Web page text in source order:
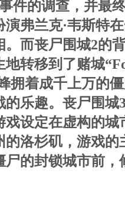
件的调查，并最
弗兰克·韦斯特
。而丧尸围城2的
地转移到了赌城
拥着成千上万的
乐趣。丧尸围城
设定在虚构的城
的洛杉矶，游戏
尸的封锁城市前，